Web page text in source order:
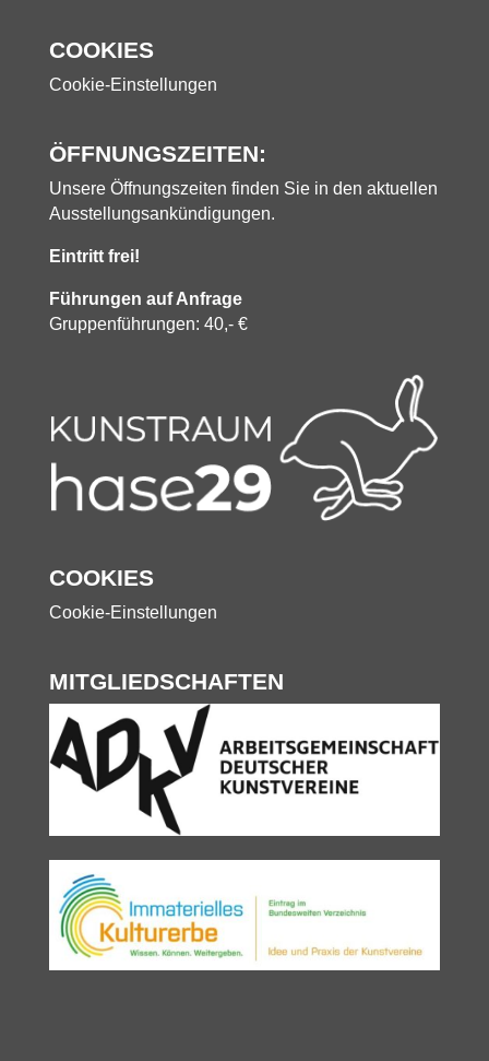
COOKIES
Cookie-Einstellungen
ÖFFNUNGSZEITEN:
Unsere Öffnungszeiten finden Sie in den aktuellen
Ausstellungsankündigungen.
Eintritt frei!
Führungen auf Anfrage
Gruppenführungen: 40,- €
COOKIES
Cookie-Einstellungen
MITGLIEDSCHAFTEN